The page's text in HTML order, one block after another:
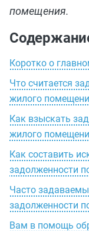
помещения.
Коротко о
Что считается
жилого
Как взыскать
жилого
Как составить
задолженности
Часто
задолженности
Вам в помощь